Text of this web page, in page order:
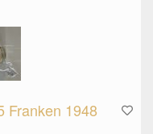
Franken 1948